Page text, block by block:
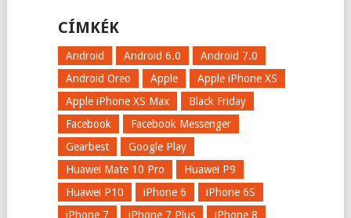
CÍMKÉK
Android Android 6.0
Android 7.0
Android Oreo
Apple
Apple iPhone XS
Apple iPhone XS Max
Black Friday
Facebook
Facebook Messenger
Gearbest
Google Play
Huawei Mate 10 Pro
Huawei P9
Huawei P10
iPhone 6
iPhone 6S
iPhone 7
iPhone 7 Plus
iPhone 8